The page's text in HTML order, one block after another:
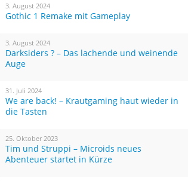
3. August 2024
Gothic 1 Remake mit Gameplay
3. August 2024
Darksiders ? – Das lachende und weinende
Auge
31. Juli 2024
We are back! – Krautgaming haut wieder in
die Tasten
25. Oktober 2023
Tim und Struppi – Microids neues
Abenteuer startet in Kürze